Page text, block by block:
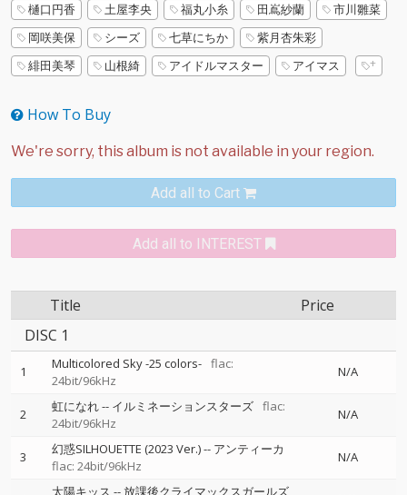
樋口円香
土屋李央 福丸小糸 田嶌紗蘭
市川雛菜
岡咲美保
シーズ 七草にちか
紫月杏朱彩
緋田美琴
山根綺 アイドルマスター アイマス
How To Buy
Add all to Cart
Add all to INTEREST
Title
Price
DISC 1
1 Multicolored Sky -25 colors- flac:
24bit/96kHz
N/A
2 虹になれ-- イルミネーションスターズ flac:
24bit/96kHz
N/A
3 幻惑SILHOUETTE (2023 Ver.)-- アンティーカ
flac: 24bit/96kHz
N/A
太陽キッス --放課後クライマックスガールズ